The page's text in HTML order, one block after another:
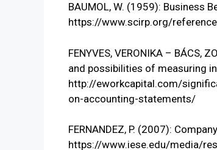
BAUMOL, W. (1959): Business
https://www.scirp.org/
FENYVES, VERONIKA – BÁCS,
and possibilities of measuring
http://eworkcapital.com/
on-accounting-statements/
FERNANDEZ, P. (2007):
https://www.iese.edu/media/